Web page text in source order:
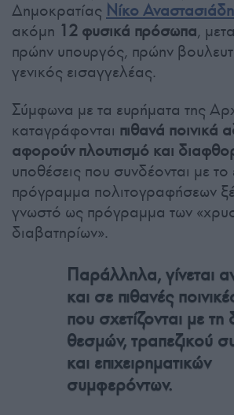
Δημοκρατίας Νίκο Αναστασιάδη
ακόμη 12 φυσικά πρόσωπα,
πρώην υπουργός, πρώην
γενικός εισαγγελέας.
Σύμφωνα με τα ευρήματα της
καταγράφονται πιθανά ποινικά
αφορούν πλουτισμό και
υποθέσεις που συνδέονται με το
πρόγραμμα πολιτογραφήσεων
γνωστό ως πρόγραμμα των
διαβατηρίων».
Παράλληλα, γίνεται
και σε πιθανές
που σχετίζονται με τη
θεσμών, τραπεζικού
και επιχειρηματικών
συμφερόντων.